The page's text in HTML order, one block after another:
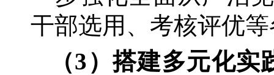
干部选用、考核评优
（3）搭建多元化实